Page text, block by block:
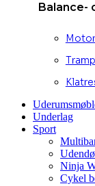
Balance-
Underlag
Sport
Ninja
Cykel